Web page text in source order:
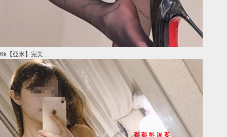
6k【亞米】完美 ...